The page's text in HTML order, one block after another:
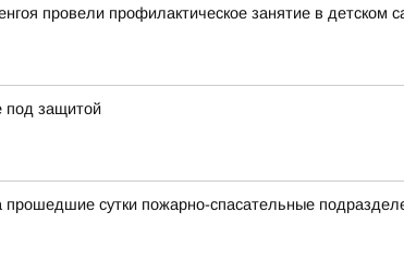
провели профилактическое занятие в детском
под защитой
сутки пожарно-спасательные